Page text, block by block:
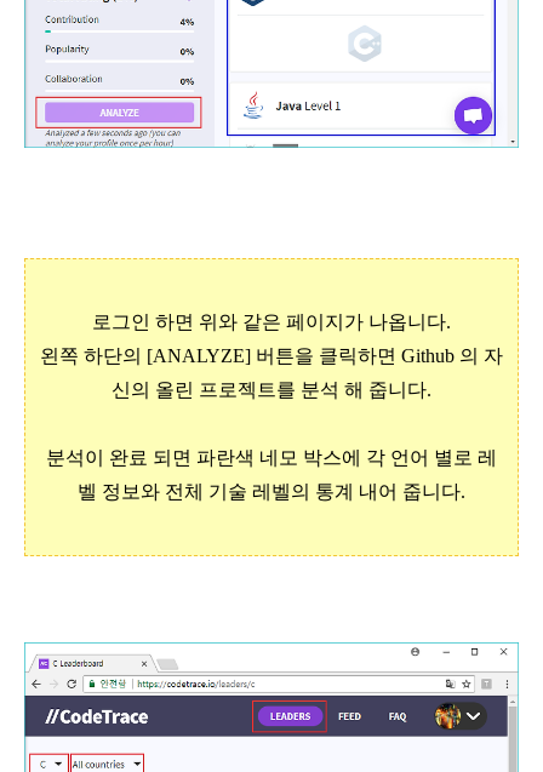
로그인 하면 위와 같은 페이지가 나옵니다.
왼쪽 하단의 [ANALYZE] 버튼을 클릭하면 Github 의 자
신의 올린 프로젝트를 분석 해 줍니다.
분석이 완료 되면 파란색 네모 박스에 각 언어 별로 레
벨 정보와 전체 기술 레벨의 통계 내어 줍니다.